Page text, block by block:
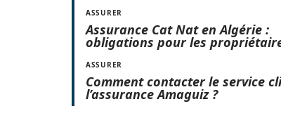
ASSURER
Assurance Cat Nat en Algérie :
obligations pour les
ASSURER
Comment contacter le service
l’assurance Amaguiz ?